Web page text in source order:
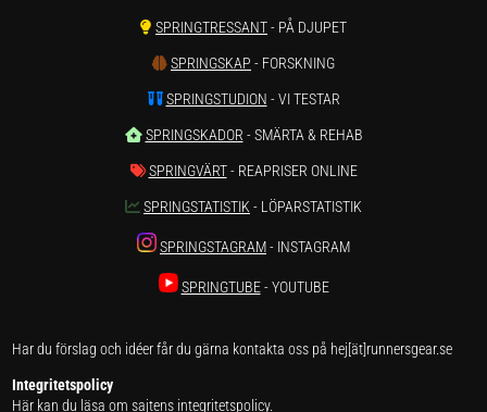
SPRINGTRESSANT- PÅ DJUPET
SPRINGSKAP - FORSKNING
SPRINGSTUDION - VI TESTAR
SPRINGSKADOR - SMÄRTA & REHAB
SPRINGVÄRT- REAPRISER ONLINE
SPRINGSTATISTIK - LÖPARSTATISTIK
SPRINGSTAGRAM- INSTAGRAM
SPRINGTUBE- YOUTUBE
Har du förslag och idéer får du gärna kontakta oss på hej[ät]runnersgear.se
Integritetspolicy
Här kan du läsa omsajtens integritetspolicy.